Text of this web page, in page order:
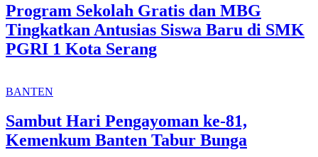
Program Sekolah Gratis dan MBG
Tingkatkan Antusias Siswa Baru di SMK
PGRI 1 Kota Serang
BANTEN
Sambut Hari Pengayoman ke-81,
Kemenkum Banten Tabur Bunga